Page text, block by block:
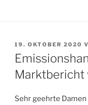
VERÖFFENTLICHT
AM
19. OKTOBER 2020
Marktbericht
Sehr geehrte